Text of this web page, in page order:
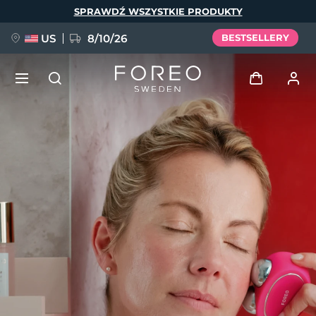
SPRAWDŹ WSZYSTKIE PRODUKTY
US 8/10/26 BESTSELLERY
Profil użytkownika
Moje urządzenia
Moje zamówienia
Moje adresy
Moje subskrypcje
FAQ™ Pure Beauty-Tech Elixir
BREAKING NEWS
issa™ Teeth Whitening Set
Deutsch
Español
Italiano
Português
Svenska
Русский
简体中文 繁體中文